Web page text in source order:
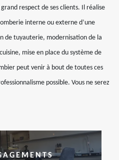
respect de ses clients. Il réalise
interne ou externe d’une
de tuyauterie, modernisation de la
mise en place du système de
peut venir à bout de toutes ces
possible. Vous ne serez